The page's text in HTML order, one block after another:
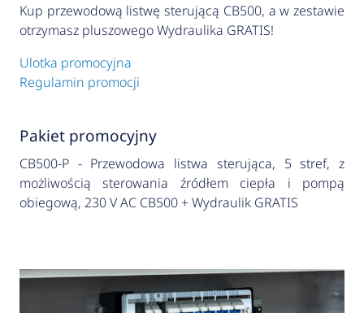
Kup przewodową listwę sterującą CB500, a w zestawie
otrzymasz pluszowego Wydraulika GRATIS!
Ulotka promocyjna
Regulamin promocji
Pakiet promocyjny
CB500-P - Przewodowa listwa sterująca, 5 stref, z
możliwością sterowania źródłem ciepła i pompą
obiegową, 230 V AC CB500 + Wydraulik GRATIS